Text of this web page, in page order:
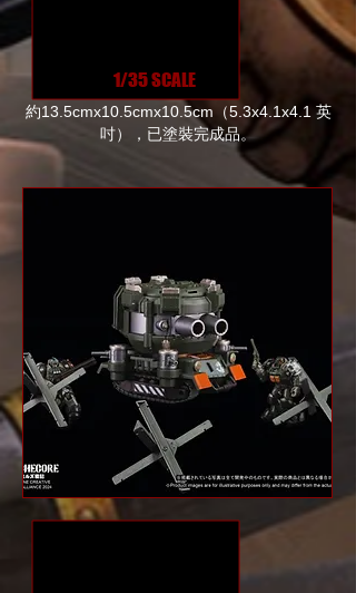
1/35 SCALE
約13.5cmx10.5cmx10.5cm（5.3x4.1x4.1 英
吋），已塗裝完成品。